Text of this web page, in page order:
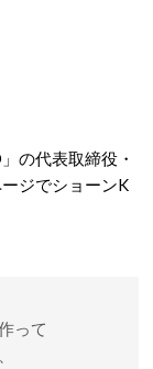
の代表取締役・
ジでショーンK
って